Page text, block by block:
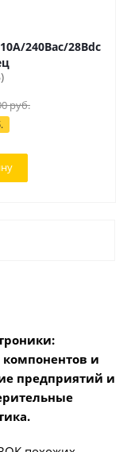
руб.
и
предприятий и